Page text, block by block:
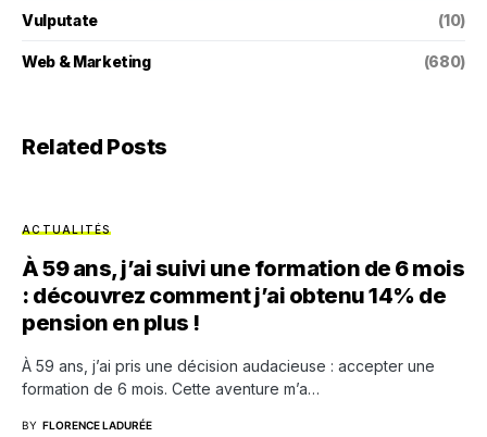
Vulputate (10)
Web & Marketing (680)
Related Posts
ACTUALITÉS
À 59 ans, j’ai suivi une formation de 6 mois
: découvrez comment j’ai obtenu 14% de
pension en plus !
À 59 ans, j’ai pris une décision audacieuse : accepter une
formation de 6 mois. Cette aventure m’a…
BY FLORENCE LADURÉE